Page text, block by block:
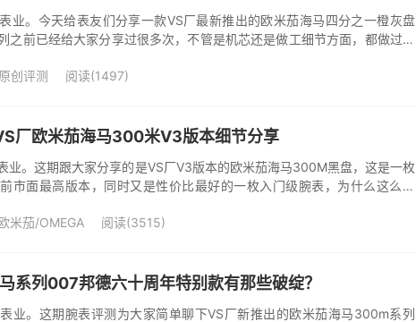
业。今天给表友们分享一款VS厂最新推出的欧米茄海马四分之一橙灰盘
之前已经给大家分享过很多次，不管是机芯还是做工细节方面，都做过详
原创评测 阅读(1497)
厂欧米茄海马300米V3版本细节分享
业。这期跟大家分享的是VS厂V3版本的欧米茄海马300M黑盘，这是一枚
市面最高版本，同时又是性价比最好的一枚入门级腕表，为什么这么说
米茄/OMEGA 阅读(3515)
系列007邦德六十周年特别款有那些破绽？
业。这期腕表评测为大家简单聊下VS厂新推出的欧米茄海马300m系列